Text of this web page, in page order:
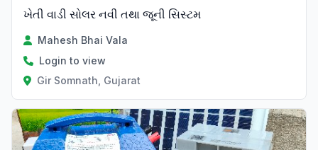
ખેતી વાડી સોલર નવી તથા જૂની સિસ્ટમ
Mahesh Bhai Vala
Login to view
Gir Somnath, Gujarat